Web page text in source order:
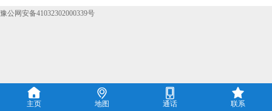

主页

地图

通话

联系
豫公网安备41032302000339号